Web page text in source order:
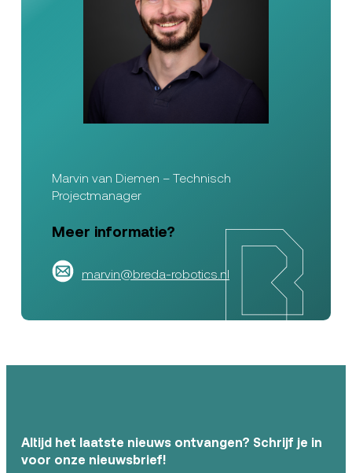
Marvin van Diemen – Technisch
Projectmanager
Meer informatie?
marvin@breda-robotics.nl
Altijd het laatste nieuws ontvangen? Schrijf je in
voor onze nieuwsbrief!